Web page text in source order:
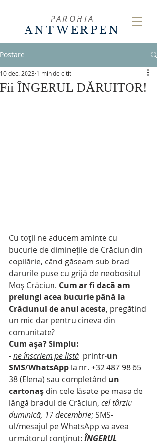
PAROHIA
ANTWERPEN
Postare
Fii ÎNGERUL DĂRUITOR!
10 dec. 2023 1 min de citit
Cu toții ne aducem aminte cu
bucurie de diminețile de Crăciun din
copilărie, când găseam sub brad
darurile puse cu grijă de neobositul
Moș Crăciun. Cum ar fi dacă am
prelungi acea bucurie până la
Crăciunul de anul acesta, pregătind
un mic dar pentru cineva din
comunitate?
Cum așa? Simplu:
- ne înscriem pe listă
  printr-
un
SMS/WhatsApp la nr. +32 487 98 65
38 (Elena) sau completând un
cartonaș din cele lăsate pe masa de
lângă bradul de Crăciun, cel târziu
duminică, 17 decembrie; SMS-
ul/mesajul pe WhatsApp va avea
următorul conținut: ÎNGERUL